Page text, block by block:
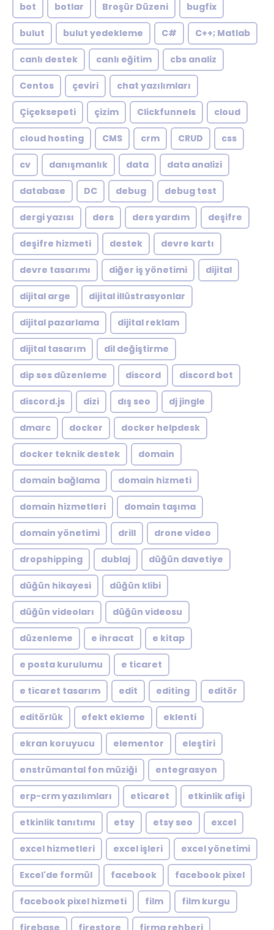
bot botlar Broşür Düzeni bugfix
bulut bulut yedekleme C# C++; Matlab
canlı destek canlı eğitim cbs analiz
Centos çeviri chat yazılımları
Çiçeksepeti çizim Clickfunnels cloud
cloud hosting CMS crm CRUD css
cv danışmanlık data data analizi
database DC debug debug test
dergi yazısı ders ders yardım deşifre
deşifre hizmeti destek devre kartı
devre tasarımı diğer iş yönetimi dijital
dijital arge dijital illüstrasyonlar
dijital pazarlama dijital reklam
dijital tasarım dil değiştirme
dip ses düzenleme discord discord bot
discord.js dizi dış seo dj jingle
dmarc docker docker helpdesk
docker teknik destek domain
domain bağlama domain hizmeti
domain hizmetleri domain taşıma
domain yönetimi drill drone video
dropshipping dublaj düğün davetiye
düğün hikayesi düğün klibi
düğün videoları düğün videosu
düzenleme e ihracat e kitap
e posta kurulumu e ticaret
e ticaret tasarım edit editing editör
editörlük efekt ekleme eklenti
ekran koruyucu elementor eleştiri
enstrümantal fon müziği entegrasyon
erp-crm yazılımları eticaret etkinlik afişi
etkinlik tanıtımı etsy etsy seo excel
excel hizmetleri excel işleri excel yönetimi
Excel'de formül facebook facebook pixel
facebook pixel hizmeti film film kurgu
firebase firestore firma rehberi